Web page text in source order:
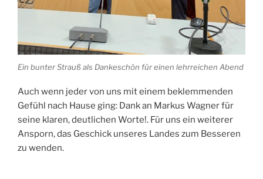
Ein bunter Strauß als Dankeschön für einen lehrreichen Abend
Auch wenn jeder von uns mit einem beklemmenden
Gefühl nach Hause ging: Dank an Markus Wagner für
seine klaren, deutlichen Worte!. Für uns ein weiterer
Ansporn, das Geschick unseres Landes zum Besseren
zu wenden.